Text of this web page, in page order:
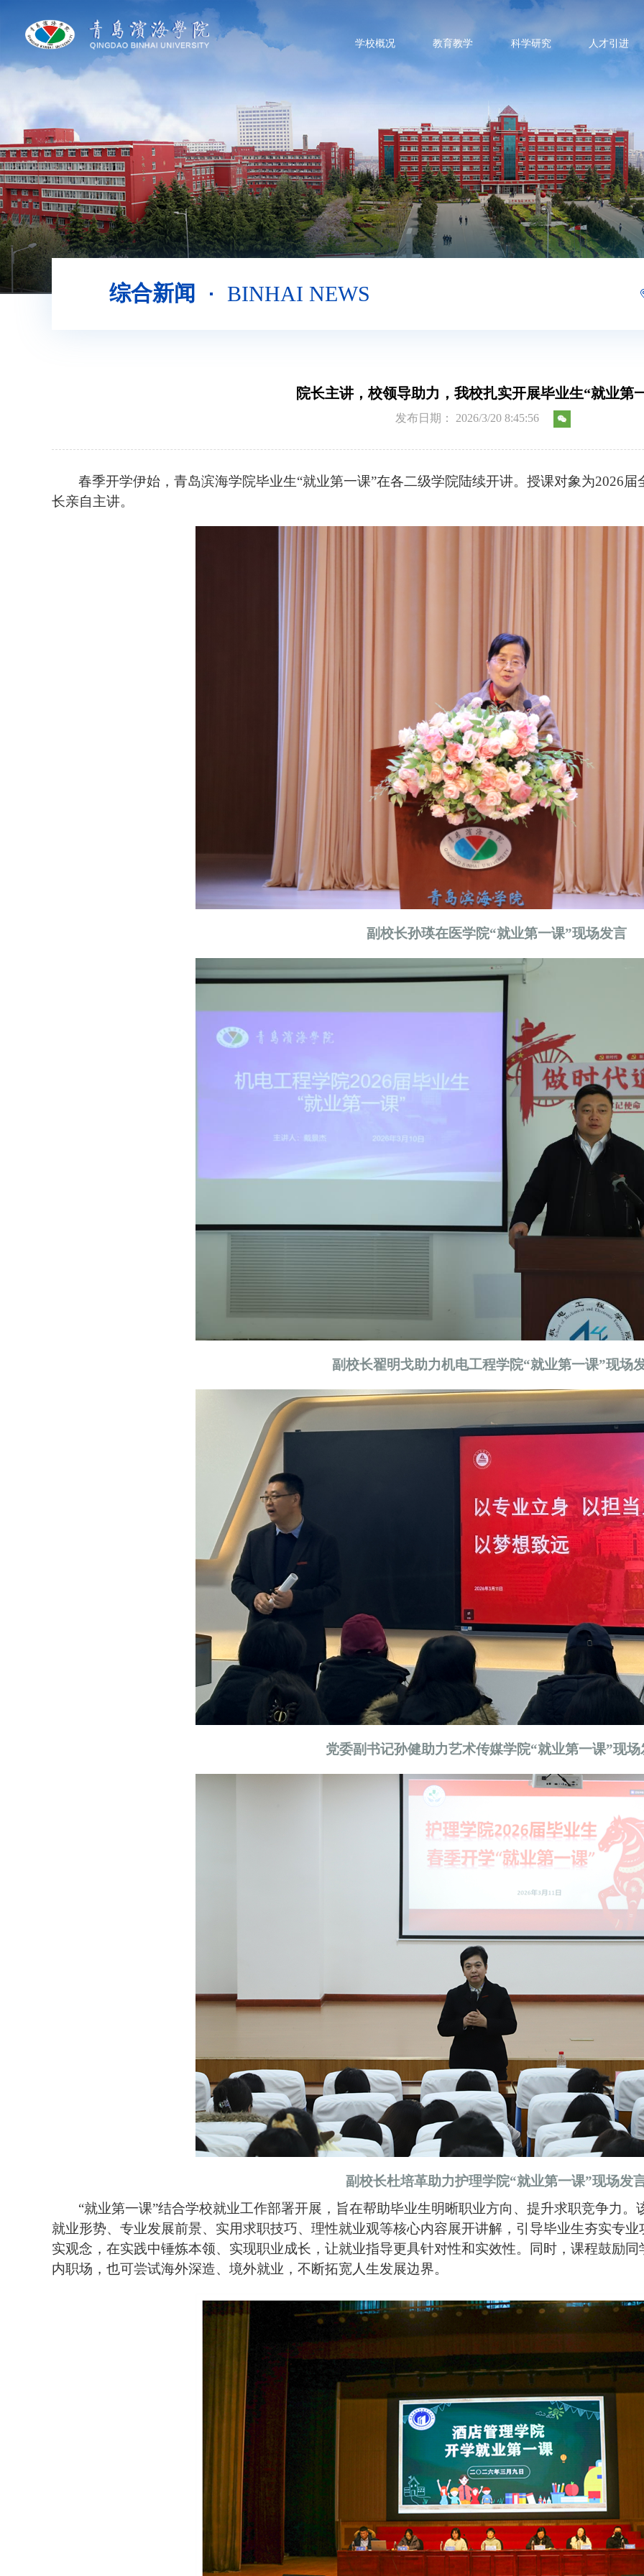
学校概况 教育教学 科学研究 人才引进
综合新闻 BINHAI NEWS
院长主讲，校领导助力，我校扎实开展毕业生“就业第
发布日期： 2026/3/20 8:45:56
春季开学伊始，青岛滨海学院毕业生“就业第一课”在各二级学院陆续开讲。授课对象为2026届
长亲自主讲。
副校长孙瑛在医学院“就业第一课”现场发言
副校长翟明戈助力机电工程学院“就业第一课”现场
党委副书记孙健助力艺术传媒学院“就业第一课”现场
副校长杜培革助力护理学院“就业第一课”现场发
“就业第一课”结合学校就业工作部署开展 ， 旨在帮助毕业生明晰职业方向、提升求职竞争力。
就业形势、专业发展前景、实用求职技巧、理性就业观等核心内容展开讲解，引导毕业生夯实专
实观念，在实践中锤炼本领、实现职业成长，让就业指导更具针对性和实效性。 同时， 课程鼓励同
内职场，也可尝试海外深造、境外就业，不断拓宽人生发展边界。